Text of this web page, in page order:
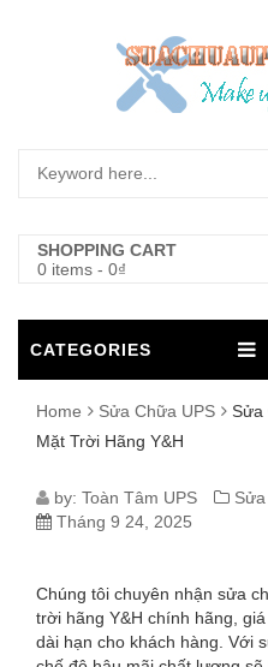
SHOPPING CART
0 items - 0₫
CATEGORIES
Home Sửa Chữa UPS
Sửa
Mặt Trời Hãng Y&H
SỬA
INVERTER
NĂNG
by: Toàn Tâm UPS
Tháng 9 24, 2025
Chúng tôi chuyên nhận sửa
trời hãng Y&H chính hãng,
dài hạn cho khách hàng. Với